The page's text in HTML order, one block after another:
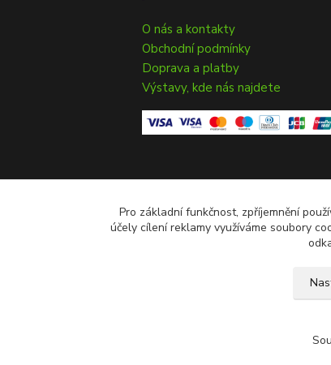
O nás a kontakty
Obchodní podmínky
Doprava a platby
Výstavy, kde nás najdete
Pro základní funkčnost, zpříjemnění
účely cílení reklamy využíváme soubory